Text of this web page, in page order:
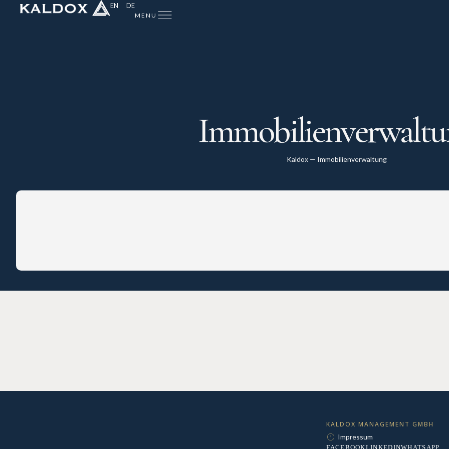
EN DE
MENU
Kaldox — Immobilienverwaltung
KALDOX MANAGEMENT GMBH
Impressum
FACEBOOKLINKEDINWHATSAPP